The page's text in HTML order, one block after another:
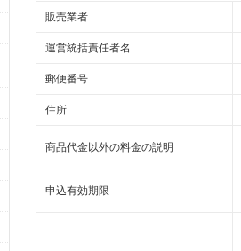
販売業者
運営統括責任者名
郵便番号
住所
商品代金以外の料金の説明
申込有効期限